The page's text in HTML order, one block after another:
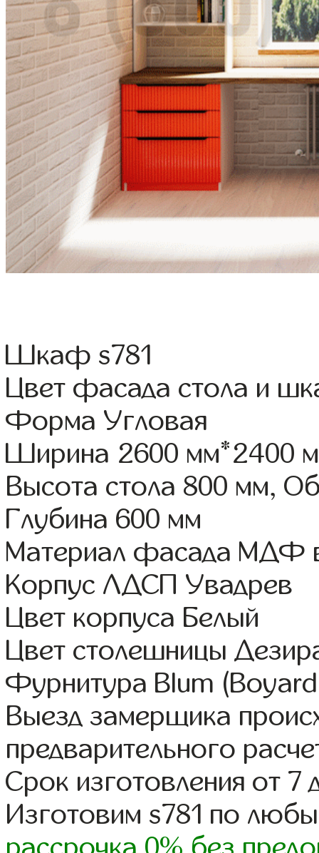
Шкаф s781
Цвет фасада стола и
Форма Угловая
Ширина 2600 мм*2400
Высота стола 800 мм,
Глубина 600 мм
Материал фасада МДФ
Корпус ЛДСП Увадрев
Цвет корпуса Белый
Цвет столешницы
Фурнитура Blum
Выезд замерщика
предварительного
Срок изготовления от 7
Изготовим s781 по